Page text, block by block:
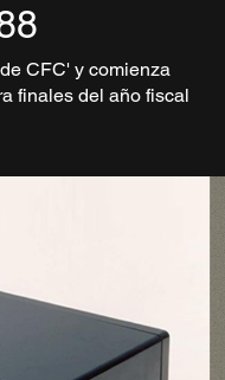
CFC' y comienza
finales del año fiscal